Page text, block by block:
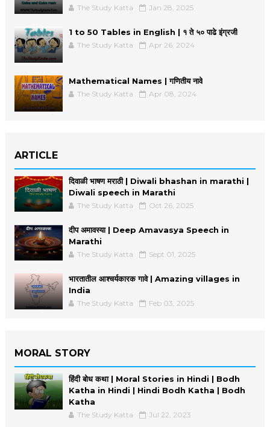
The Study Katta Jan 28, 2025
1 to 50 Tables in English | १ ते ५० पाढे इंग्रजी
The Study Katta Apr 26, 2024
Mathematical Names | गणितीय नावे
The Study Katta Apr 08, 2024
ARTICLE
दिवाळी भाषण मराठी | Diwali bhashan in marathi |
Diwali speech in Marathi
The Study Katta Oct 26, 2025
दीप अमावस्या | Deep Amavasya Speech in
Marathi
The Study Katta Sept 01, 2025
भारतातील आश्चर्यकारक गावे | Amazing villages in
India
The Study Katta Feb 03, 2025
MORAL STORY
हिंदी बोध कथा | Moral Stories in Hindi | Bodh
Katha in Hindi | Hindi Bodh Katha | Bodh
Katha
The Study Katta Jul 22, 2023